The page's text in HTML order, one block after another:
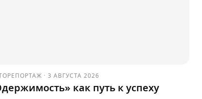
· 3 АВГУСТА 2026
как путь к успеху